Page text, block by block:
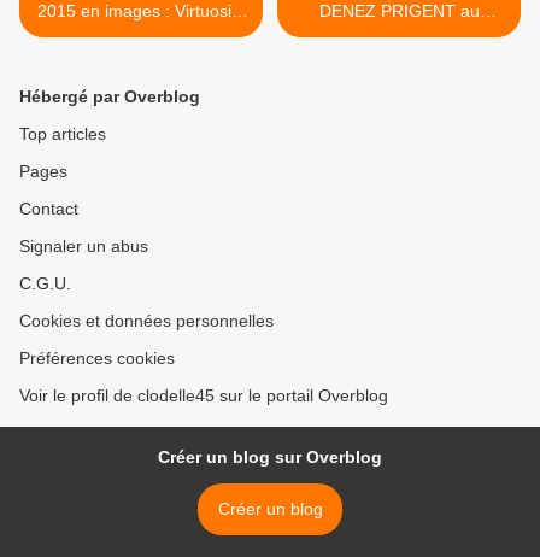
2015 en images : Virtuosité
et élégance d' ANNA CALVI
DENEZ PRIGENT au
Festival du Chant de Marin
Hébergé par Overblog
Top articles
Pages
Contact
Signaler un abus
C.G.U.
Cookies et données personnelles
Préférences cookies
Voir le profil de clodelle45 sur le portail Overblog
Créer un blog sur Overblog
Créer un blog